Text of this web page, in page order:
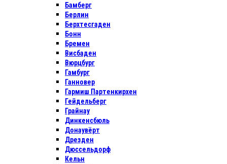
Бамберг
Берлин
Берхтесгаден
Бонн
Бремен
Висбаден
Вюрцбург
Гамбург
Ганновер
Гармиш Партенкирхен
Гейдельберг
Грайнау
Динкенсбюль
Донаувёрт
Дрезден
Дюссельдорф
Кельн